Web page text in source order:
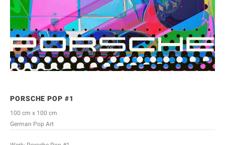
PORSCHE POP #1
100 cm x 100 cm
German Pop Art